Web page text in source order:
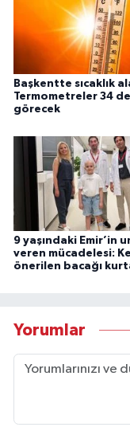
Başkentte sıcaklık
Termometreler 34
görecek
9 yaşındaki Emir’in
veren mücadelesi:
önerilen bacağı
Yorumlar